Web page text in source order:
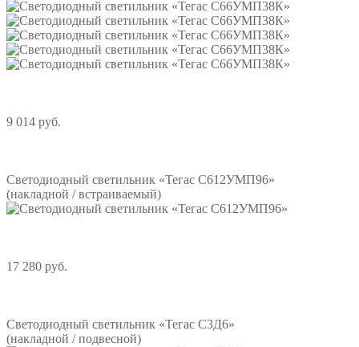
9 014 руб.
Светодиодный светильник «Тегас С612УМП96»
(накладной / встраиваемый)
17 280 руб.
Светодиодный светильник «Тегас С3Д6»
(накладной / подвесной)